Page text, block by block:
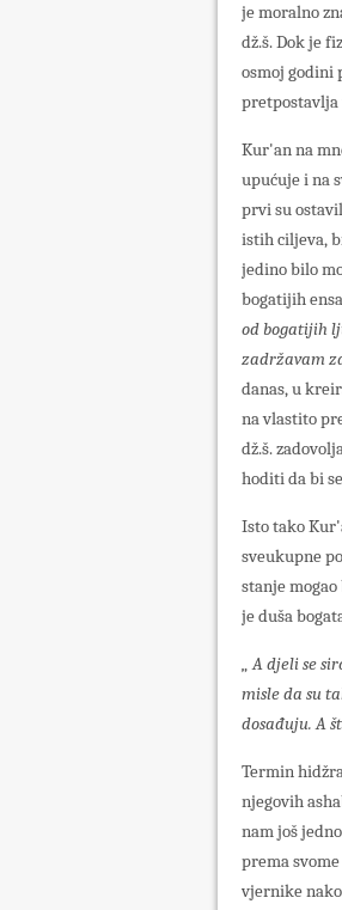
je moralno
dž.š. Dok je
osmoj godini
pretpostavlja
Kur'an na
upućuje i na
prvi su
istih ciljeva,
jedino bilo
bogatijih
od bogatijih
zadržavam
danas, u
na vlastito
dž.š.
hoditi da bi
Isto tako
sveukupne
stanje
je duša
„ A djeli se
misle da su
dosađuju. A
Termin
njegovih
nam još
prema
vjernike